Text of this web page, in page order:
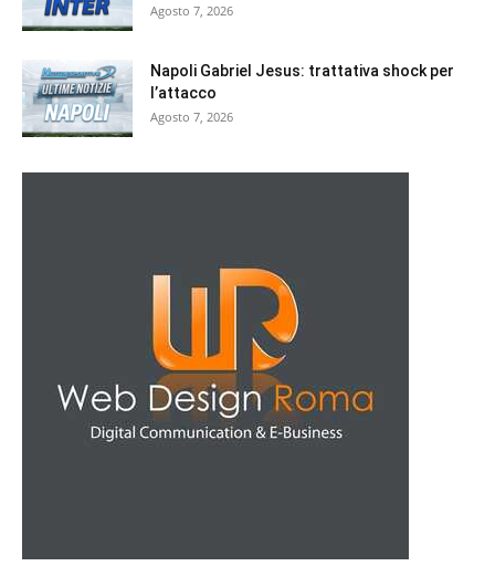
Agosto 7, 2026
Napoli Gabriel Jesus: trattativa shock per
l’attacco
Agosto 7, 2026